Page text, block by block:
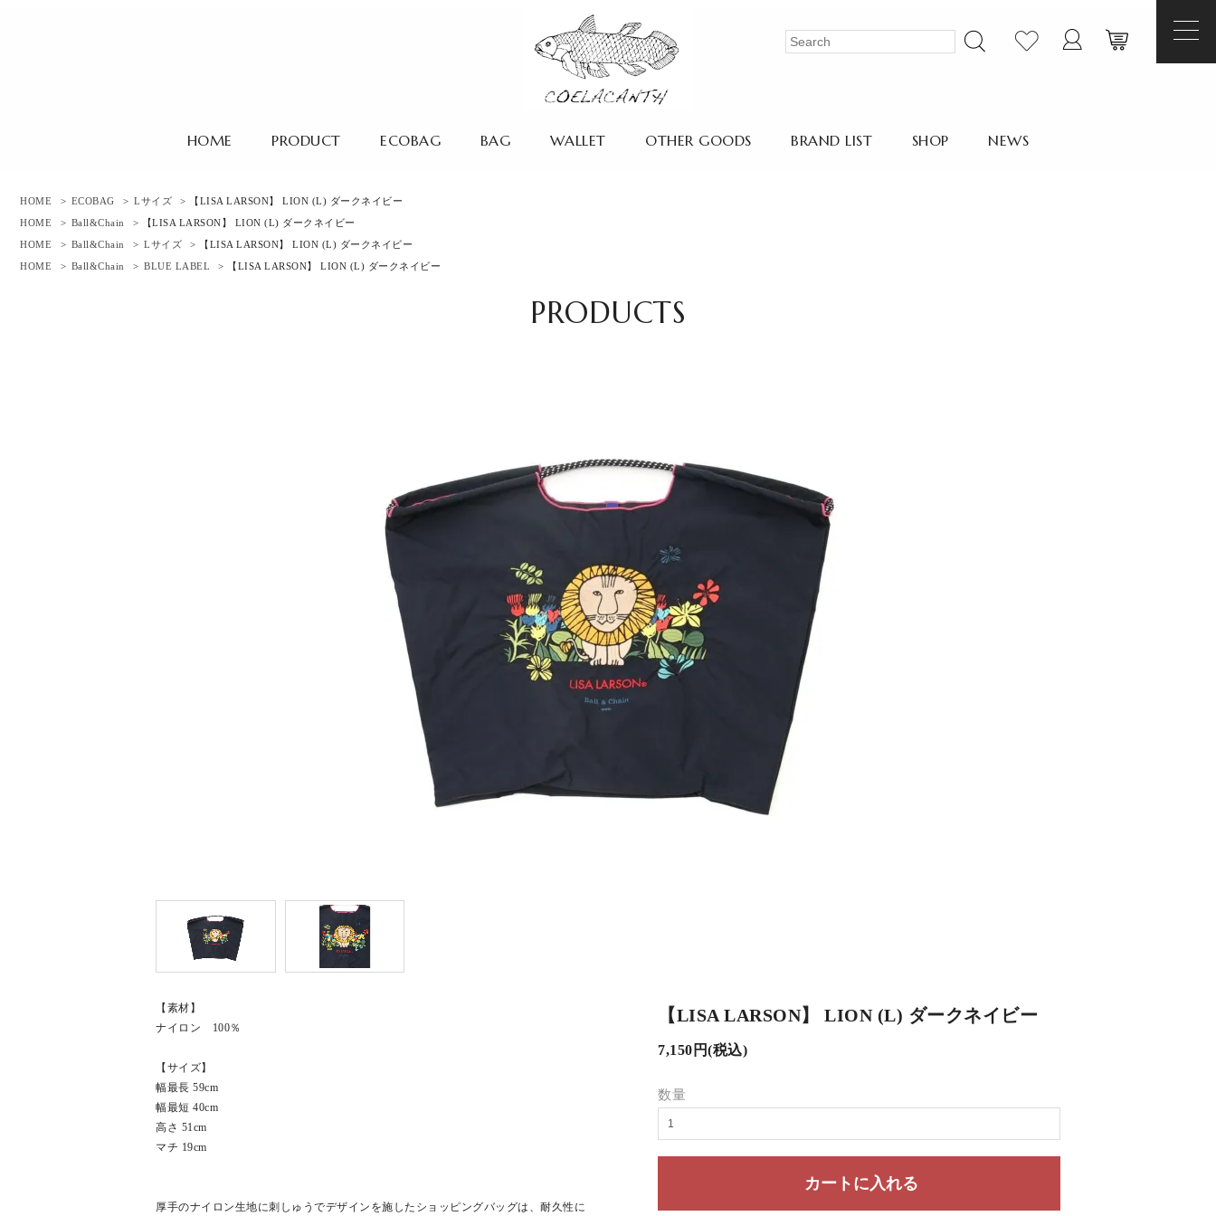
HOME PRODUCT ECOBAG BAG WALLET OTHER GOODS BRAND LIST SHOP NEWS
HOME > ECOBAG > Lサイズ
> 【LISA LARSON】 LION (L) ダークネイビー
HOME
> Ball&Chain
> 【LISA LARSON】 LION (L) ダークネイビー
HOME
> Ball&Chain > Lサイズ
> 【LISA LARSON】 LION (L) ダークネイビー
HOME
> Ball&Chain > BLUE LABEL > 【LISA LARSON】 LION (L) ダークネイビー
PRODUCTS
【LISA LARSON】 LION (L) ダークネイビー
7,150円(税込)
数量
【素材】
ナイロン 100％
【サイズ】
幅最長 59cm
幅最短 40cm
高さ 51cm
マチ 19cm
厚手のナイロン生地に刺しゅうでデザインを施したショッピングバッグは、耐久性に